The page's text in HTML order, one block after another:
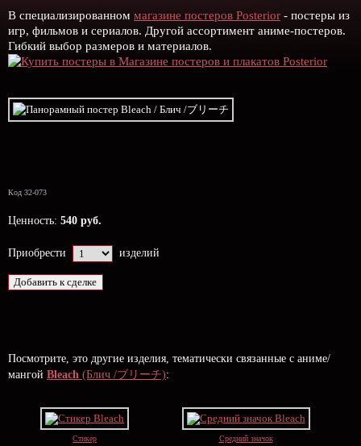
В специализированном магазине постеров Posterior - постеры из
игр, фильмов и сериалов. Другой ассортимент аниме-постеров.
Гибкий выбор размеров и материалов.
Код 32-073
Ценность: 540 руб.
Приобрести изделий
Посмотрите, это другие изделия, тематически связанные с аниме/
мангой Bleach (Блич /ブリーチ):
Стикер Средний значок